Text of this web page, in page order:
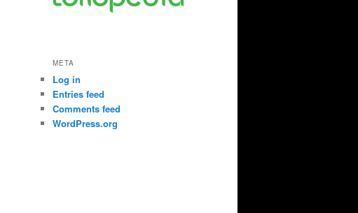
META
Log in
Entries feed
Comments feed
WordPress.org